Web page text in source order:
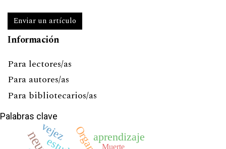
Enviar un artículo
Información
Para lectores/as
Para autores/as
Para bibliotecarios/as
Palabras clave
aprendizaje
vejez
Muerte